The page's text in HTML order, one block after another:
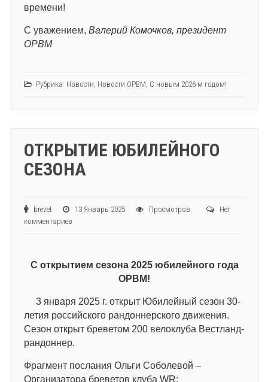
времени!
С уважением, Валерий Комочков, президент
ОРВМ
Рубрика: Новости, Новости ОРВМ, С новым 2026-м годом!
ОТКРЫТИЕ ЮБИЛЕЙНОГО
СЕЗОНА
brevet 13 Январь 2025 Просмотров:
Нет
комментариев
С открытием сезона 2025 юбилейного года
ОРВМ!
3 января 2025 г. открыт Юбилейный сезон 30-
летия российского рандоннерского движения.
Сезон открыт бреветом 200 велоклуба Вестланд-
рандоннер.
Фрагмент послания Ольги Соболевой –
Организатора бреветов клуба WR: